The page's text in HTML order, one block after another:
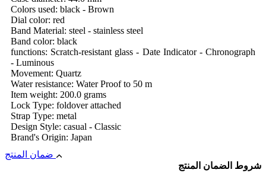
Colors used: black - Brown
Dial color: red
Band Material: steel - stainless steel
Band color: black
functions: Scratch-resistant glass - Date Indicator - Chronograph
- Luminous
Movement: Quartz
Water resistance: Water Proof to 50 m
Item weight: 200.0 grams
Lock Type: foldover attached
Strap Type: metal
Design Style: casual - Classic
Brand's Origin: Japan
شروط الضمان المنتج